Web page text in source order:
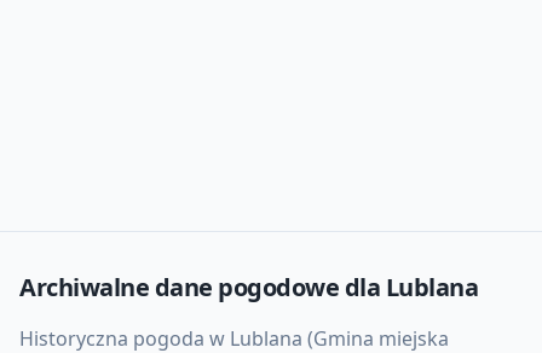
Archiwalne dane pogodowe dla Lublana
Historyczna pogoda w Lublana (Gmina miejska